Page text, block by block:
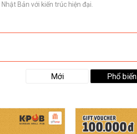
Bản với kiến trúc hiện đại.
Mới Phổ biến